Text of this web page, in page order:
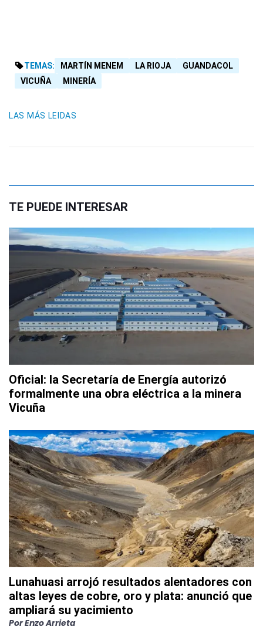
TEMAS: MARTÍN MENEM LA RIOJA
GUANDACOL
VICUÑA
MINERÍA
LAS MÁS LEIDAS
TE PUEDE INTERESAR
Oficial: la Secretaría de Energía autorizó
formalmente una obra eléctrica a la minera
Vicuña
Lunahuasi arrojó resultados alentadores con
altas leyes de cobre, oro y plata: anunció que
ampliará su yacimiento
PorEnzo Arrieta